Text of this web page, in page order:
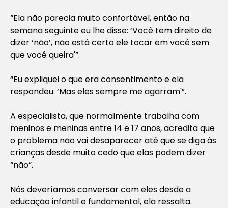
“Ela não parecia muito confortável, então na
semana seguinte eu lhe disse: ‘Você tem direito de
dizer ‘não’, não está certo ele tocar em você sem
que você queira'”.
“Eu expliquei o que era consentimento e ela
respondeu: ‘Mas eles sempre me agarram'”.
A especialista, que normalmente trabalha com
meninos e meninas entre 14 e 17 anos, acredita que
o problema não vai desaparecer até que se diga às
crianças desde muito cedo que elas podem dizer
“não”.
Nós deveríamos conversar com eles desde a
educação infantil e fundamental, ela ressalta.